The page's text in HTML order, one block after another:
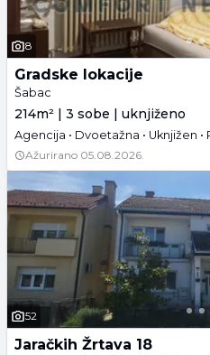
8
Gradske lokacije
Šabac
214m² | 3 sobe | uknjiženo
Ažurirano 05.08.2026.
52
Jaračkih Žrtava 18